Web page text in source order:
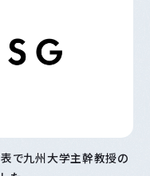
表で九州大学主幹教授の